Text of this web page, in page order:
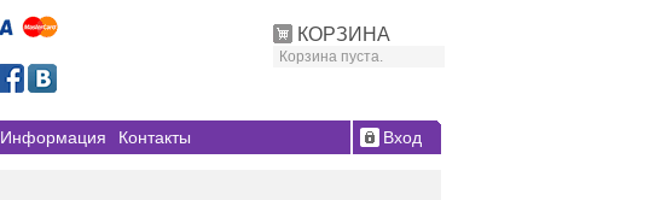
КОРЗИНА
Корзина пуста.
Информация Контакты Вход